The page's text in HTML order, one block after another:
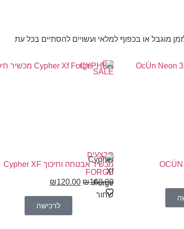
מוגבל או בכפוף למלאי ועשויים להסתיים בכל עת
ON
SALE
CYPHER
מבצעים
מכשיר אבטחה וחיכוך Cypher XF
FORGE
₪160.00
₪120.00
לרכישה